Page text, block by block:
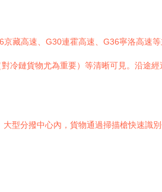
藏高速、G30連霍高速、G36寧洛高速
冷鏈貨物尤為重要）等清晰可見。沿
型分撥中心內，貨物通過掃描槍快速